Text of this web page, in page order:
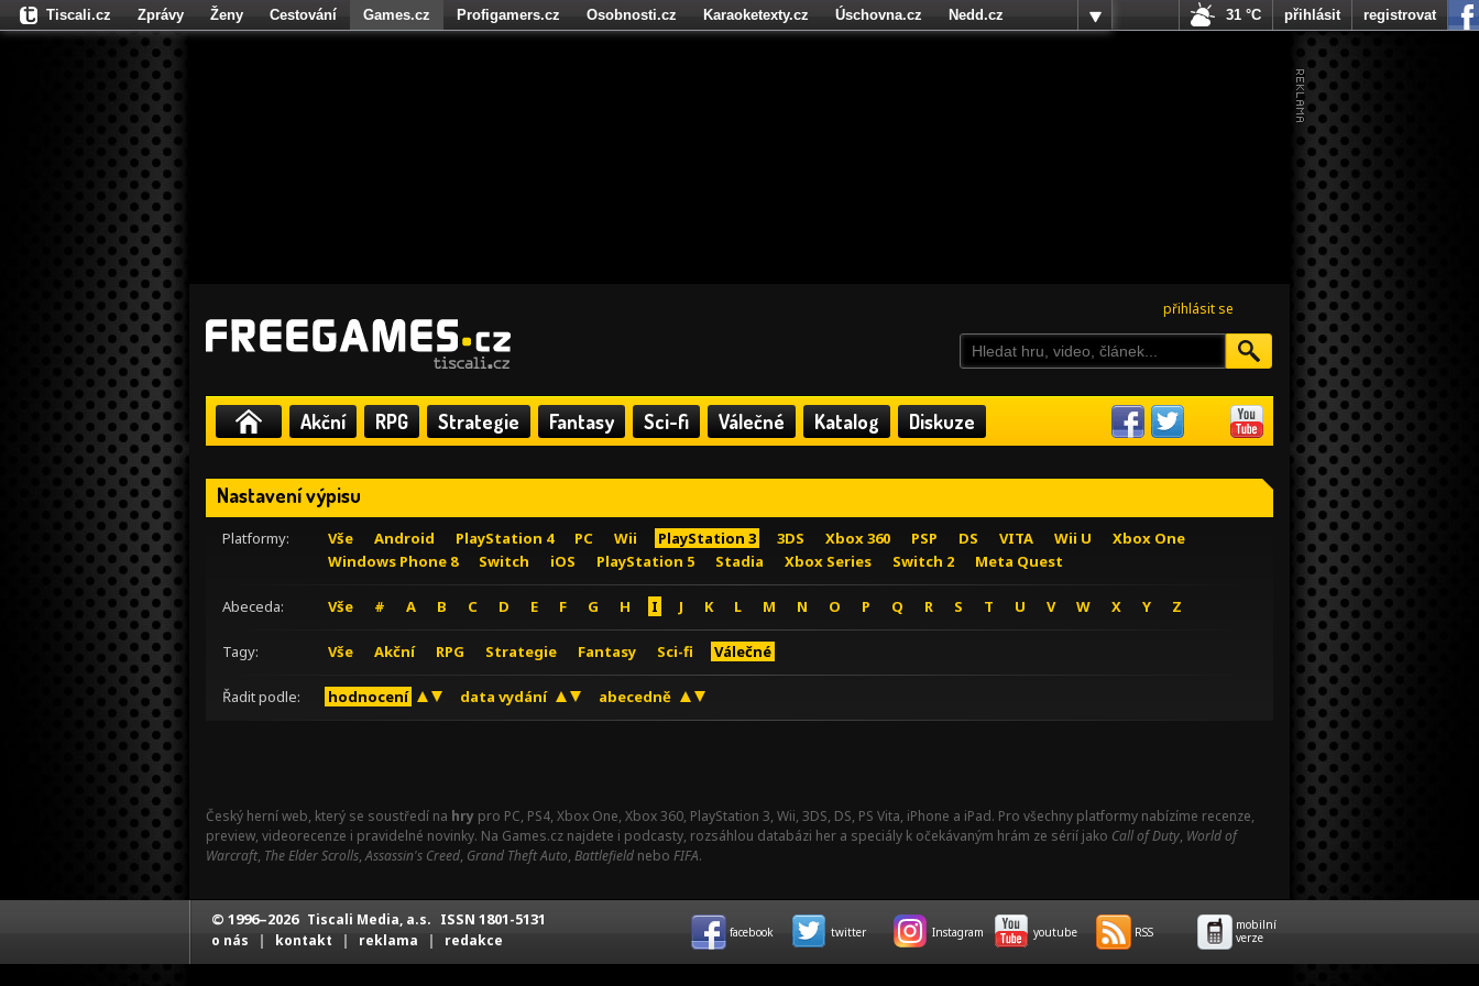
přihlásit se
Akční RPG Strategie Fantasy Sci-fi Válečné Katalog Diskuze
Nastavení výpisu
Platformy: Vše Android PlayStation 4 PC Wii PlayStation 3 3DS Xbox 360 PSP DS VITA Wii U
Xbox One
Windows Phone 8
Switch iOS PlayStation 5 Stadia Xbox Series Switch 2 Meta Quest
Abeceda: Vše # A B C D E F G H I J K L M N O P Q R S T U V W X Y Z
Tagy: Vše Akční RPG Strategie Fantasy Sci-fi Válečné
Řadit podle: hodnocení data vydání abecedně
Český herní web, který se soustředí na hry pro PC, PS4, Xbox One, Xbox 360, PlayStation 3, Wii, 3DS, DS, PS Vita, iPhone a iPad. Pro všechny platformy nabízíme recenze,
preview, videorecenze i pravidelné novinky. Na Games.cz najdete i podcasty, rozsáhlou databázi her a speciály k očekávaným hrám ze sérií jako Call of Duty, World of
Warcraft, The Elder Scrolls,Assassin's Creed, Grand Theft Auto, Battlefield nebo FIFA.
Tiscali.cz Zprávy Ženy Cestování Games.cz Profigamers.cz Osobnosti.cz Karaoketexty.cz Úschovna.cz
Nedd.cz
Fights.cz
31 °C přihlásit registrovat
© 1996–2026 Tiscali Media, a.s. ISSN 1801-5131
o nás | kontakt | reklama | redakce facebook twitter Instagram youtube RSS
mobilní
verze